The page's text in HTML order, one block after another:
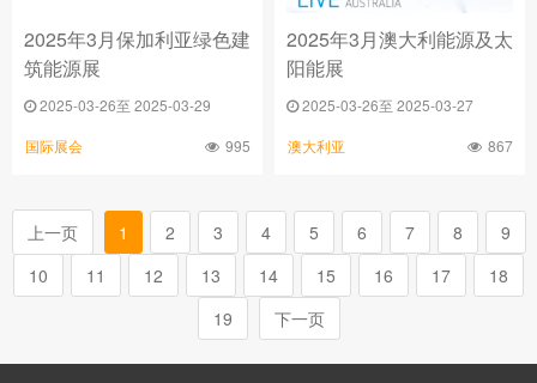
2025年3月保加利亚绿色建
筑能源展
2025-03-26至 2025-03-29
国际展会 995
2025年3月澳大利能源及太
阳能展
2025-03-26至 2025-03-27
澳大利亚 867
上一页 1 2 3 4 5 6 7 8
9
10
11 12 13 14 15 16 17
18
19
下一页